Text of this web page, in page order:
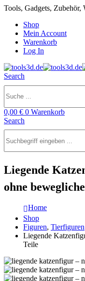
Tools, Gadgets,
Shop
Mein Account
Warenkorb
Log In
Search
0,00 € 0 Warenkorb
Search
Liegende
ohne
Home
Shop
Figuren, Tierfiguren
Liegende
Teile